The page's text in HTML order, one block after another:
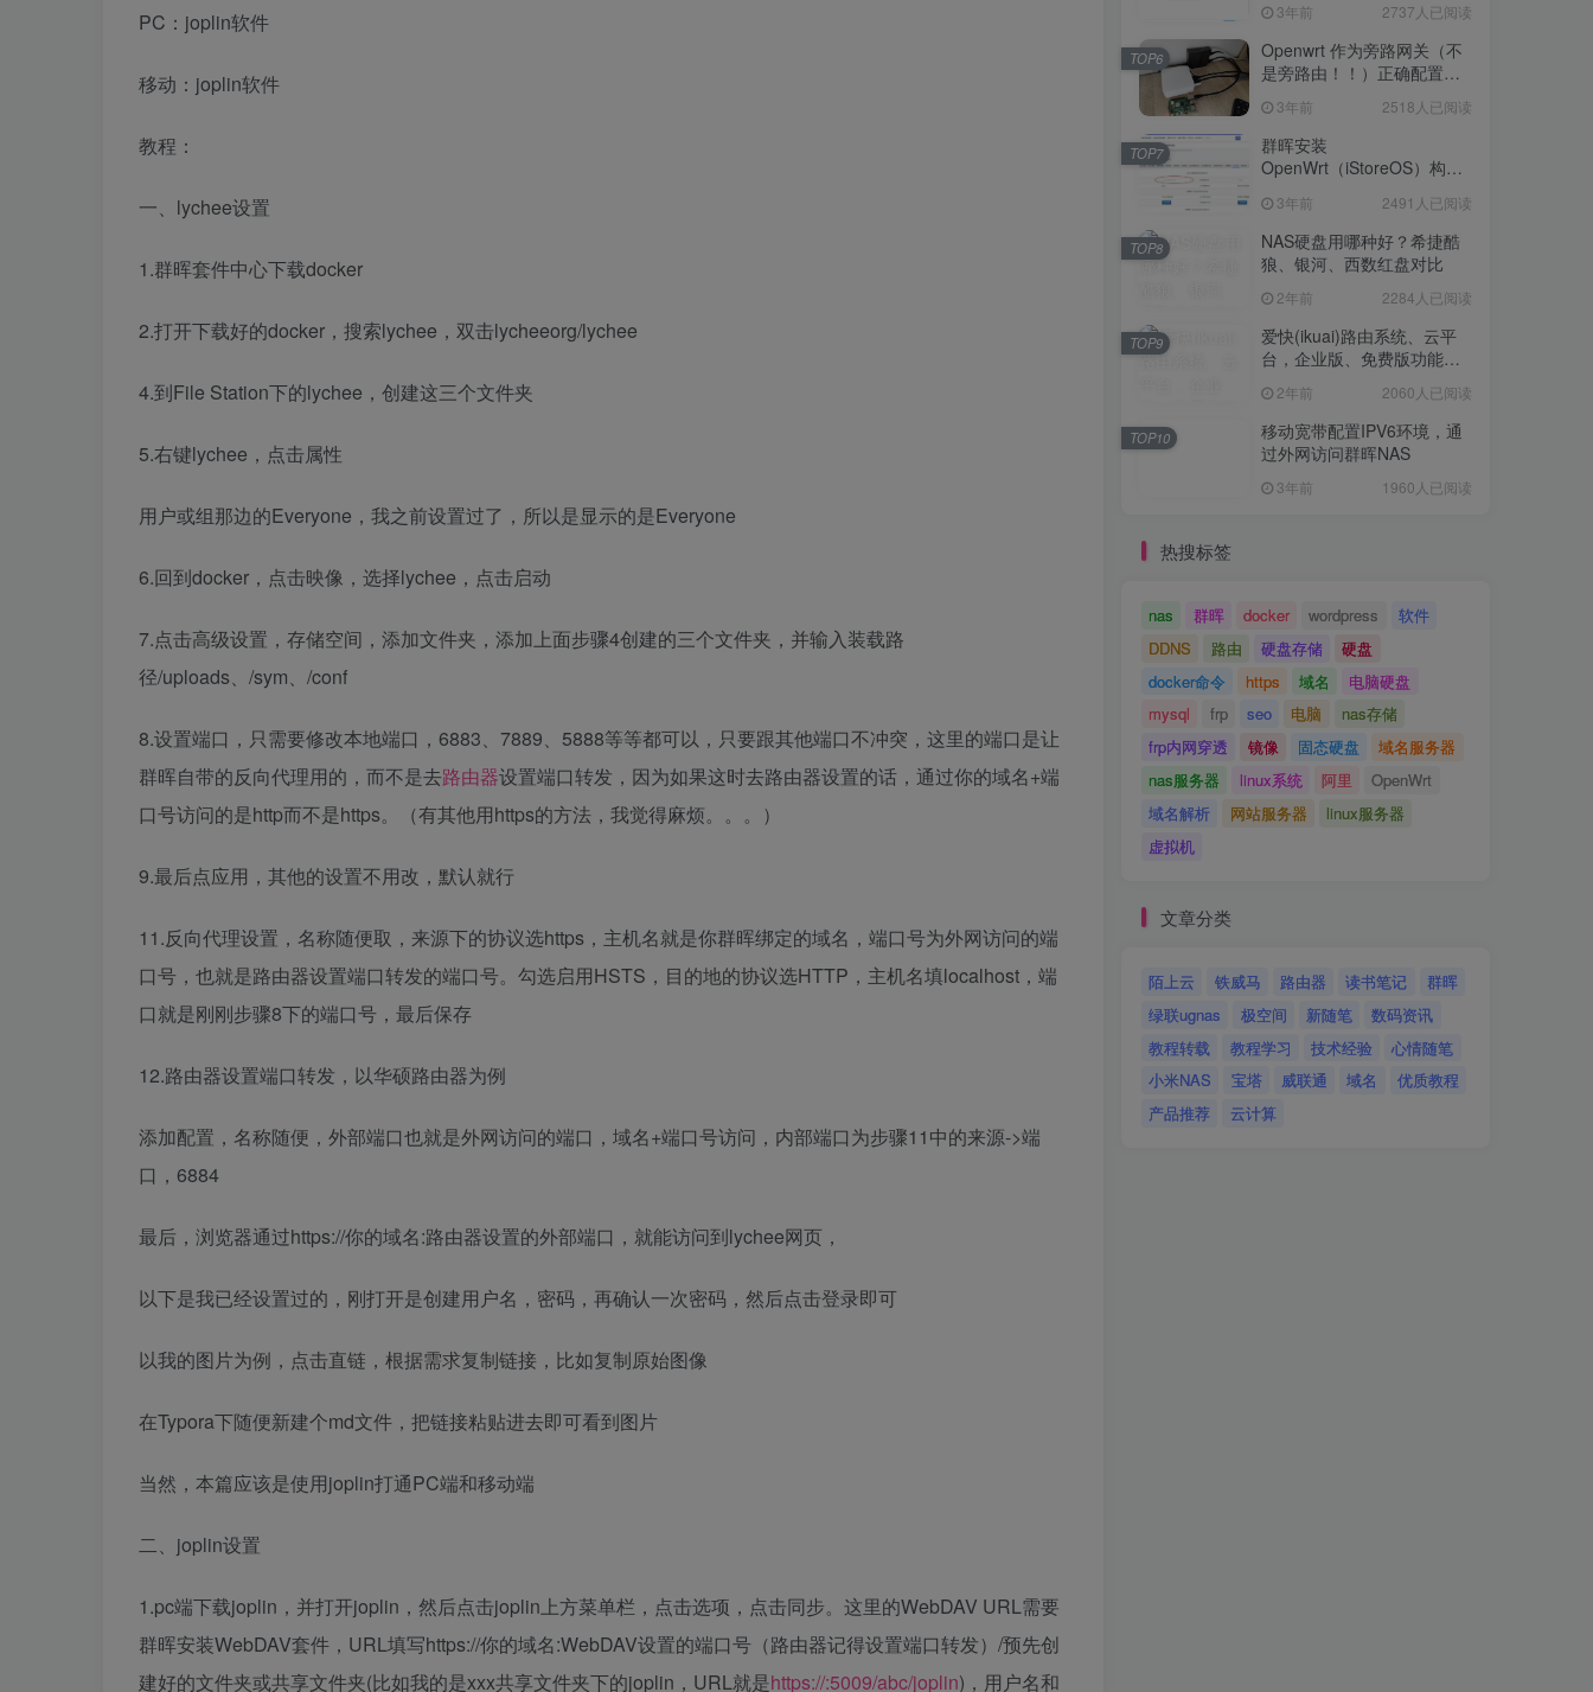
PC：joplin软件
移动：joplin软件
教程：
一、lychee设置
1.群晖套件中心下载docker
2.打开下载好的docker，搜索lychee，双击lycheeorg/lychee
4.到File Station下的lychee，创建这三个文件夹
5.右键lychee，点击属性
用户或组那边的Everyone，我之前设置过了，所以是显示的是Everyone
6.回到docker，点击映像，选择lychee，点击启动
7.点击高级设置，存储空间，添加文件夹，添加上面步骤4创建的三个文件夹，并输入装载路
径/uploads、/sym、/conf
8.设置端口，只需要修改本地端口，6883、7889、5888等等都可以，只要跟其他端口不冲突，这里的端口是让
群晖自带的反向代理用的，而不是去路由器设置端口转发，因为如果这时去路由器设置的话，通过你的域名+端
口号访问的是http而不是https。（有其他用https的方法，我觉得麻烦。。。）
9.最后点应用，其他的设置不用改，默认就行
11.反向代理设置，名称随便取，来源下的协议选https，主机名就是你群晖绑定的域名，端口号为外网访问的端
口号，也就是路由器设置端口转发的端口号。勾选启用HSTS，目的地的协议选HTTP，主机名填localhost，端
口就是刚刚步骤8下的端口号，最后保存
12.路由器设置端口转发，以华硕路由器为例
添加配置，名称随便，外部端口也就是外网访问的端口，域名+端口号访问，内部端口为步骤11中的来源->端
口，6884
最后，浏览器通过https://你的域名:路由器设置的外部端口，就能访问到lychee网页，
以下是我已经设置过的，刚打开是创建用户名，密码，再确认一次密码，然后点击登录即可
以我的图片为例，点击直链，根据需求复制链接，比如复制原始图像
在Typora下随便新建个md文件，把链接粘贴进去即可看到图片
当然，本篇应该是使用joplin打通PC端和移动端
二、joplin设置
1.pc端下载joplin，并打开joplin，然后点击joplin上方菜单栏，点击选项，点击同步。这里的WebDAV URL需要
群晖安装WebDAV套件，URL填写https://你的域名:WebDAV设置的端口号（路由器记得设置端口转发）/预先创
建好的文件夹或共享文件夹(比如我的是xxx共享文件夹下的joplin，URL就是https://:5009/abc/joplin)，用户名和
3年前 2737人已阅读
Openwrt 作为旁路网关（不
是旁路由！！）正确配置方
法，性能测试 —— 破解迷思
3年前 2518人已阅读
TOP6
群晖安装
OpenWrt（iStoreOS）构建
3年前 2491人已阅读
TOP7
NAS硬盘用哪种好？希捷酷
狼、银河、西数红盘对比
2年前 2284人已阅读
TOP8
爱快(ikuai)路由系统、云平
台，企业版、免费版功能对
2年前 2060人已阅读
TOP9
移动宽带配置IPV6环境，通
过外网访问群晖NAS
3年前 1960人已阅读
TOP10
热搜标签
nas 群晖 docker wordpress
软件
DDNS
路由 硬盘存储
硬盘
docker命令
https 域名
电脑硬盘
mysql
frp seo 电脑
nas存储
frp内网穿透
镜像 固态硬盘
域名服务器
nas服务器
linux系统 阿里
OpenWrt
域名解析
网站服务器
linux服务器
虚拟机
文章分类
陌上云 铁威马 路由器 读书笔记
群晖
绿联ugnas
极空间 新随笔
数码资讯
教程转载
教程学习 技术经验
心情随笔
小米NAS
宝塔 威联通 域名
优质教程
产品推荐
云计算
换新网络后，群辉NAS如何
手动更换为新静态IP
3年前 2737人已阅读
Openwrt 作为旁路网关（不
是旁路由！！）正确配置方
法，性能测试 —— 破解迷思
3年前 2518人已阅读
群晖安装
OpenWrt（iStoreOS）构建
旁路由配置
3年前 2491人已阅读
NAS硬盘用哪种好？希捷酷
狼、银河、西数红盘对比
2年前 2284人已阅读
爱快(ikuai)路由系统、云平
台，企业版、免费版功能对
比2年前 2060人已阅读
移动宽带配置IPV6环境，通